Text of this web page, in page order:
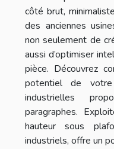
côté brut,
des anciennes
non seulement de
aussi d’optimiser
pièce. Découvrez
potentiel de
industrielles
paragraphes.
hauteur sous
industriels, offre un